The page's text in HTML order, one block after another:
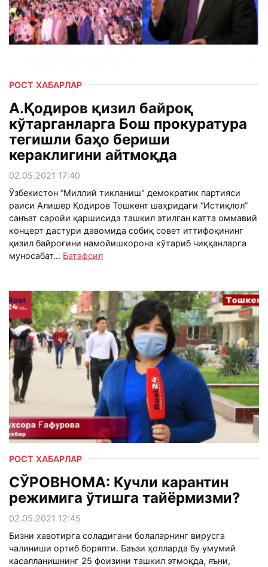
РОСТ ХАБАРЛАР
А.Қодиров қизил байроқ
кўтарганларга Бош прокуратура
тегишли баҳо бериши
кераклигини айтмоқда
02.05.2021 17:40
Ўзбекистон “Миллий тикланиш" демократик партияси
раиси Алишер Қодиров Тошкент шаҳридаги “Истиқлол”
санъат саройи қаршисида ташкил этилган катта оммавий
концерт дастури давомида собиқ совет иттифоқининг
қизил байроғини намойишкорона кўтариб чиққанларга
муносабат... Батафсил
РОСТ ХАБАРЛАР
СЎРОВНОМА: Кучли карантин
режимига ўтишга тайёрмизми?
02.05.2021 12:45
Бизни хавотирга соладигани болаларнинг вирусга
чалиниши ортиб боряпти. Баъзи ҳолларда бу умумий
касалланишнинг 25 фоизини ташкил этмоқда, яъни,